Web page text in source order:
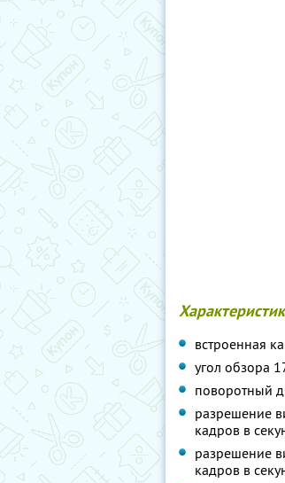
встроенная
угол обзора
поворотный
разрешение
кадров в
разрешение
кадров в